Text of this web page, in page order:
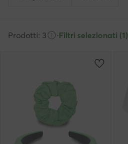
Prodotti: 3 ·Filtri selezionati (1)